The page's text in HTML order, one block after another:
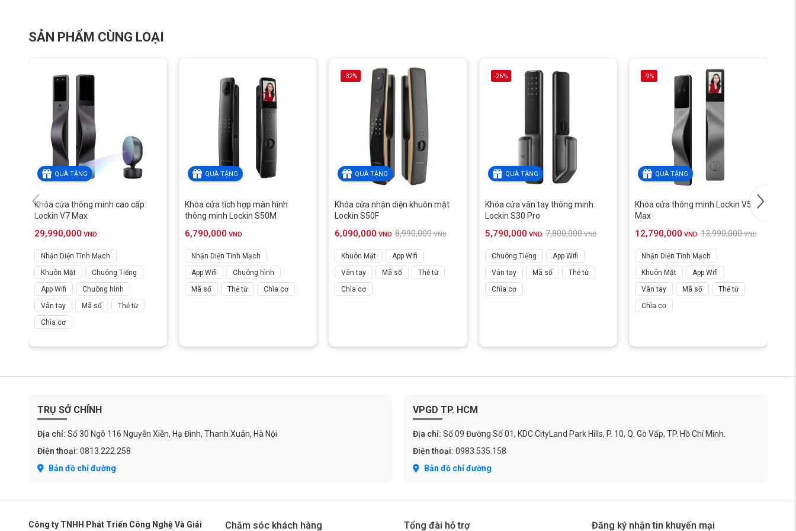
Đồng hồ Xiaomi
SẢN PHẨM CÙNG LOẠI
QUÀ TẶNG
Khóa cửa thông minh cao cấp
Lockin V7 Max
29,990,000 VND
Nhận Diện Tĩnh Mạch
Khuôn Mặt
Chuông Tiếng
App Wifi
Chuông hình
Vân tay
Mã số
Thẻ từ
Chìa cơ
QUÀ TẶNG
Khóa cửa tích hợp màn hình
thông minh Lockin S50M
6,790,000 VND
Nhận Diện Tĩnh Mạch
App Wifi
Chuông hình
Mã số
Thẻ từ Chìa cơ
-32%
QUÀ TẶNG
Khóa cửa nhận diện khuôn mặt
Lockin S50F
6,090,000 VND 8,990,000 VND
Khuôn Mặt
App Wifi
Vân tay
Mã số
Thẻ từ
Chìa cơ
-26%
QUÀ TẶNG
Khóa cửa vân tay thông minh
Lockin S30 Pro
5,790,000 VND 7,800,000 VND
Chuông Tiếng
App Wifi
Vân tay
Mã số
Thẻ từ
Chìa cơ
-9%
QUÀ TẶNG
Khóa cửa thông minh Lockin V5
Max
12,790,000 VND 13,990,000 VND
Nhận Diện Tĩnh Mạch
Khuôn Mặt
App Wifi
Vân tay
Mã số
Thẻ từ
Chìa cơ
TRỤ SỞ CHÍNH
Địa chỉ: Số 30 Ngõ 116 Nguyễn Xiễn, Hạ Đình, Thanh Xuân, Hà Nội
Điện thoại: 0813.222.258
Bản đồ chỉ đường
VPGD TP. HCM
Địa chỉ: Số 09 Đường Số 01, KDC CityLand Park Hills, P. 10, Q. Gò Vấp, TP. Hồ Chí Minh.
Điện thoại: 0983.535.158
Bản đồ chỉ đường
Công ty TNHH Phát Triển Công Nghệ Và Giải Chăm sóc khách hàng Tổng đài hỗ trợ Đăng ký nhận tin khuyến mại